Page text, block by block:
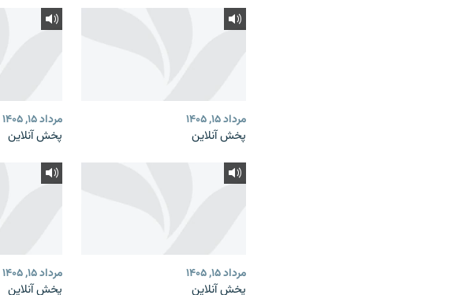
مرداد ۱۵, ۱۴۰۵
پخش آنلاین
مرداد ۱۵, ۱۴۰۵
پخش آنلاین
مرداد ۱۵, ۱۴۰۵
پخش آنلاین
مرداد ۱۵, ۱۴۰۵
پخش آنلاین